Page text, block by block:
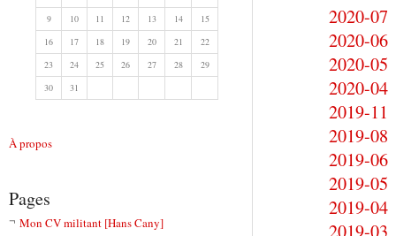
9
10 11 12 13 14
15
16
17 18 19 20 21
22
23
24 25 26 27 28
29
30
31
À propos
Pages
Mon CV militant [Hans Cany]
2020-07
2020-06
2020-05
2020-04
2019-11
2019-08
2019-06
2019-05
2019-04
2019-03